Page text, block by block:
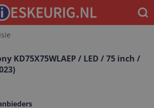
KD75X75WLAEP / LED / 75 inch /